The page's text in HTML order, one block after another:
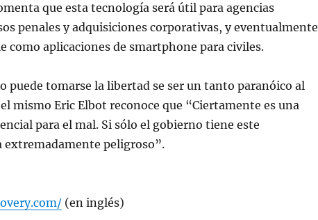
que esta tecnología será útil para agencias
penales y adquisiciones corporativas, y eventualmente
como aplicaciones de smartphone para civiles.
puede tomarse la libertad se ser un tanto paranóico al
mismo Eric Elbot reconoce que “Ciertamente es una
para el mal. Si sólo el gobierno tiene este
extremadamente peligroso”.
(en inglés)